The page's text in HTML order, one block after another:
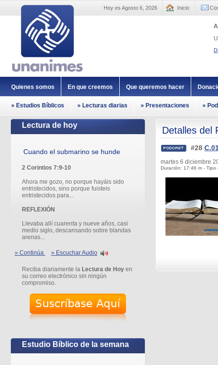
Hoy es Agosto 6, 2026 Inicio
Quienes somos En que creemos Que queremos hacer
» Estudios Bíblicos » Lecturas diarias » Presentaciones »
Lectura de hoy
Cuando el submarino se hunde
2 Corintios 7:9-10
Ahora me gozo, no porque hayáis sido
entristecidos, sino porque fuisteis
entristecidos para...
REFLEXIÓN
Llevaba allí cuarenta y nueve años, casi
medio siglo, descansando sobre blandas
arenas...
» Continúa » Escuchar Audio
Reciba diariamente la Lectura de Hoy en
su correo electrónico sin ningún
compromiso.
Estudio Bíblico de la semana
Detalles del
#28
martes 6 diciembre
Duración: 17:46 m -